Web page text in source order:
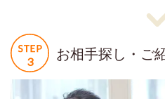
お相手探し・ご